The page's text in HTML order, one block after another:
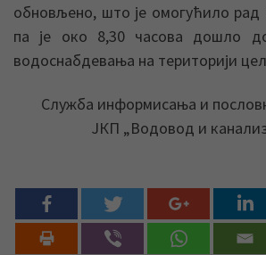
обновљено, што је омогућило рад
па је око 8,30 часова дошло
водоснабдевања на територији
Служба информисања и
ЈКП „Водовод и